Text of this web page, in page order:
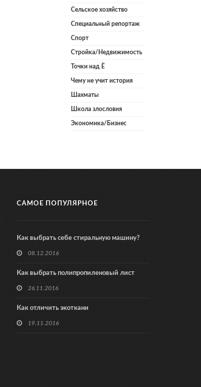
Сельское хозяйство
Специальный репортаж
Спорт
Стройка/Недвижимость
Точки над Ё
Чему не учит история
Шахматы
Школа злословия
Экономика/Бизнес
САМОЕ ПОПУЛЯРНОЕ
Как выбрать себе стиральную машину?
08.12.2016
Как выбрать полипропиленовый лист
26.11.2016
Как отличить экоткани
19.11.2016